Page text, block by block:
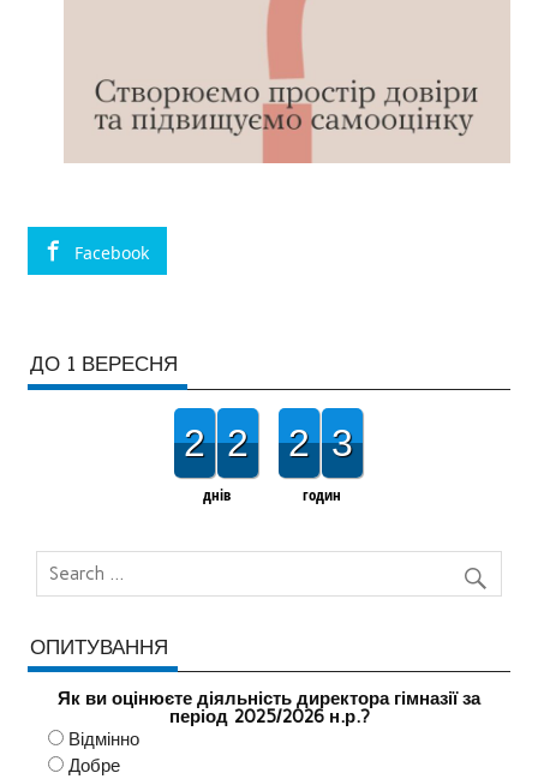
Facebook
ДО 1 ВЕРЕСНЯ
2 2
днів
2 3
годин
ОПИТУВАННЯ
Як ви оцінюєте діяльність директора гімназії за
період 2025/2026 н.р.?
Відмінно
Добре